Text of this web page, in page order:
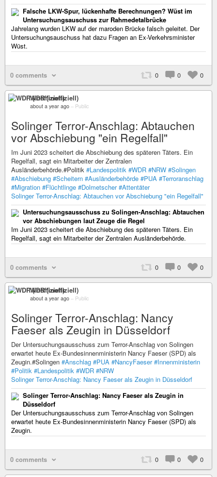
Falsche LKW-Spur, lückenhafte Berechnungen? Wüst im
Untersuchungsauschuss zur Rahmedetalbrücke
Jahrelang wurden LKW auf der maroden Brücke falsch geleitet. Der
Untersuchungsauschuss hat dazu Fragen an Ex-Verkehrsminister
Wüst.
0 comments 0 0 0
WDR (inoffiziell)
about a year ago – Public
Solinger Terror-Anschlag: Abtauchen
vor Abschiebung "ein Regelfall"
Im Juni 2023 scheitert die Abschiebung des späteren Täters. Ein
Regelfall, sagt ein Mitarbeiter der Zentralen
Ausländerbehörde.#Politik #Landespolitik #WDR #NRW #Solingen
#Abschiebung #Scheitern #Ausländerbehörde #PUA #Terroranschlag
#Migration #Flüchtlinge #Dolmetscher #Attentäter
Solinger Terror-Anschlag: Abtauchen vor Abschiebung "ein Regelfall"
Untersuchungsausschuss zu Solingen-Anschlag: Abtauchen
vor Abschiebungen laut Zeuge die Regel
Im Juni 2023 scheitert die Abschiebung des späteren Täters. Ein
Regelfall, sagt ein Mitarbeiter der Zentralen Ausländerbehörde.
0 comments 0 0 0
WDR (inoffiziell)
about a year ago – Public
Solinger Terror-Anschlag: Nancy
Faeser als Zeugin in Düsseldorf
Der Untersuchungsausschuss zum Terror-Anschlag von Solingen
erwartet heute Ex-Bundesinnenministerin Nancy Faeser (SPD) als
Zeugin.#Solingen #Anschlag #PUA #NancyFaeser #Innenministerin
#Politik #Landespolitik #WDR #NRW
Solinger Terror-Anschlag: Nancy Faeser als Zeugin in Düsseldorf
Solinger Terror-Anschlag: Nancy Faeser als Zeugin in
Düsseldorf
Der Untersuchungsausschuss zum Terror-Anschlag von Solingen
erwartet heute Ex-Bundesinnenministerin Nancy Faeser (SPD) als
Zeugin.
0 comments 0 0 0